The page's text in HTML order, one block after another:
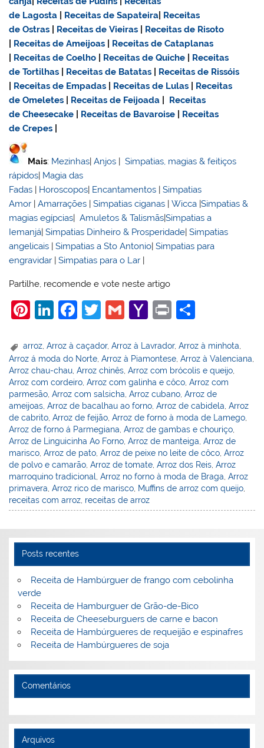
de Lagosta
Receitas de Sapateira Receitas
de Ostras
Receitas de Vieiras
Receitas de Risoto
Receitas de Ameijoas
Receitas de Cataplanas
Receitas de Coelho Receitas de Quiche
Receitas
de Tortilhas
Receitas de Batatas
Receitas de Rissóis
Receitas de Empadas Receitas de Lulas
Receitas
de Omeletes
Receitas de Feijoada
Receitas
de Cheesecake
Receitas de Bavaroise
Receitas
de Crepes
Mais: Mezinhas |Anjos |Simpatias, magias & feitiços
rápidos Magia das
Fadas
Horoscopos Encantamentos |Simpatias
Amor |Amarrações |Simpatias ciganas |Wicca |Simpatias &
magias egípcias |Amuletos & Talismãs|Simpatias a
Iemanjá |Simpatias Dinheiro & Prosperidade |Simpatias
angelicais |Simpatias a Sto Antonio |Simpatias para
engravidar |Simpatias para o Lar
Partilhe, recomende e vote neste artigo
Pi
er
e
st
Li
k
e
dI
n
F
c
e
b
o
o
k
T
itt
er
G
ai
l
Y
h
o
o
M
ai
l
Pr
t
ar
e
arroz ,Arroz à caçador,Arroz à Lavrador,Arroz à minhota
Arroz á moda do Norte ,Arroz à Piamontese ,Arroz à Valenciana
Arroz chau-chau ,Arroz chinês ,Arroz com brócolis e queijo
Arroz com cordeiro ,Arroz com galinha e côco ,Arroz com
parmesão ,Arroz com salsicha ,Arroz cubano ,Arroz de
ameijoas ,Arroz de bacalhau ao forno ,Arroz de cabidela ,Arroz
de cabrito ,Arroz de feijão ,Arroz de forno à moda de Lamego
Arroz de forno á Parmegiana ,Arroz de gambas e chouriço
Arroz de Linguicinha Ao Forno ,Arroz de manteiga ,Arroz de
marisco ,Arroz de pato ,Arroz de peixe no leite de côco ,Arroz
de polvo e camarão ,Arroz de tomate ,Arroz dos Reis ,Arroz
marroquino tradicional ,Arroz no forno à moda de Braga ,Arroz
primavera ,Arroz rico de marisco Muffins de arroz com queijo
receitas com arroz receitas de arroz
Posts recentes
Receita de Hambúrguer de frango com cebolinha
verde
Receita de Hamburguer de Grão-de-Bico
Receita de Cheeseburguers de carne e bacon
Receita de Hambúrgueres de requeijão e espinafres
Receita de Hambúrgueres de soja
Comentários
Arquivos